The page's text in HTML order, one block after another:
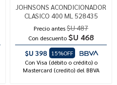
JOHNSONS ACONDICIONADOR
CLASICO 400 ML 528435
Precio antes$U 487
Con descuento $U 468
$U 398
15%OFF
Con Visa (débito o crédito) o
Mastercard (credito) del BBVA